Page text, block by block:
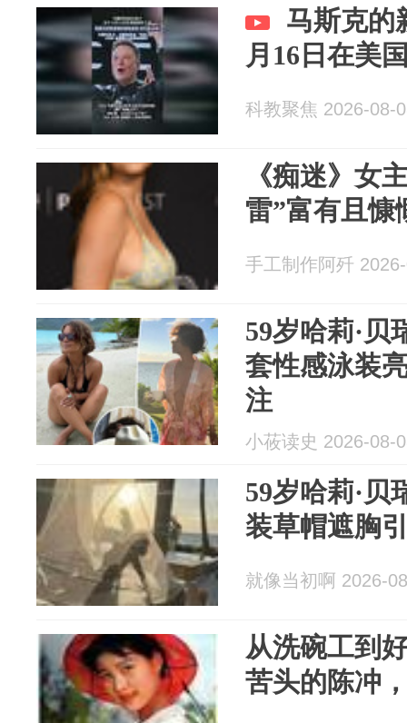
马斯克的
月16日在美
科教聚焦 2026-08-
《痴迷》女
雷”富有且慷
手工制作阿歼
59岁哈莉·贝
套性感泳装
注
小莜读史 2026-08-
59岁哈莉·贝
装草帽遮胸
就像当初啊 2026-
从洗碗工到
苦头的陈冲